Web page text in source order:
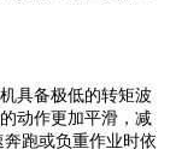
具备极低的转矩波
动作更加平滑，减
跑或负重作业时依